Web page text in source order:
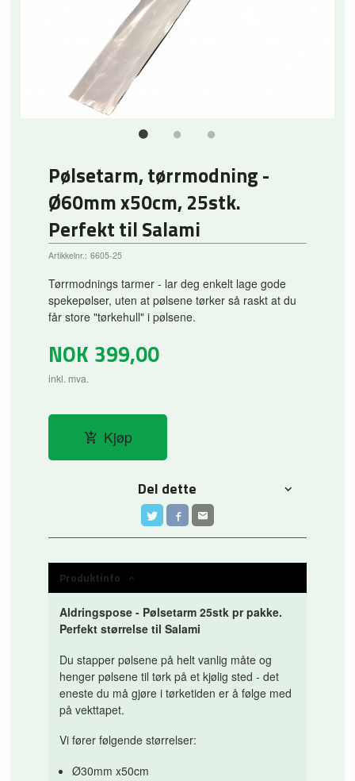
Pølsetarm, tørrmodning -
Ø60mm x50cm, 25stk.
Perfekt til Salami
Artikkelnr.: 6605-25
Tørrmodnings tarmer - lar deg enkelt lage gode
spekepølser, uten at pølsene tørker så raskt at du
får store "tørkehull" i pølsene.
NOK 399,00
inkl. mva.
Kjøp
Del dette
Produktinfo
Aldringspose - Pølsetarm 25stk pr pakke.
Perfekt størrelse til Salami
Du stapper pølsene på helt vanlig måte og
henger pølsene til tørk på et kjølig sted - det
eneste du må gjøre i tørketiden er å følge med
på vekttapet.
Vi fører følgende størrelser:
Ø30mm x50cm